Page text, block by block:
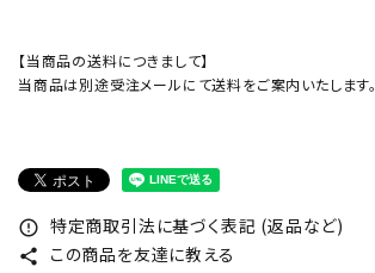
【当商品の送料につきまして】
当商品は別途受注メールにて送料をご案内いたします。
error_outline 特定商取引法に基づく表記 (返品など)
share この商品を友達に教える